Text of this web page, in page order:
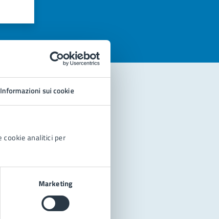
Informazioni sui cookie
cookie analitici per
Marketing